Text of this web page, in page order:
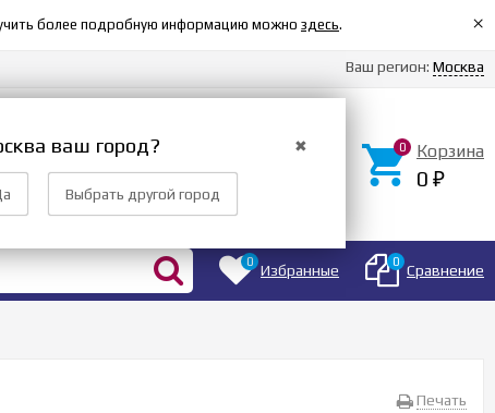
более подробную информацию можно здесь. ×
Ваш регион: Москва
✖
ваш город?
Выбрать другой город
Регистрация
0 Корзина
0 ₽
0 Избранные 0 Сравнение
Печать